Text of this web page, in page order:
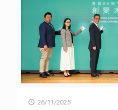
26/11/2025